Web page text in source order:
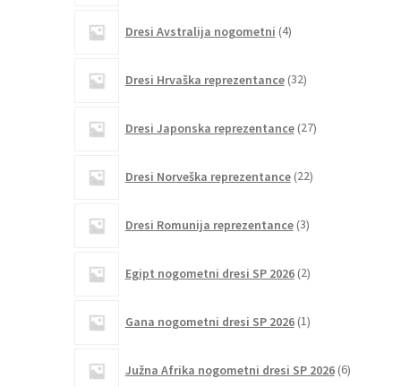
Dresi Avstralija nogometni 4izdelki
Dresi Hrvaška reprezentance 32izdelkov
Dresi Japonska reprezentance 27izdelkov
Dresi Norveška reprezentance 22izdelkov
Dresi Romunija reprezentance 3izdelki
Egipt nogometni dresi SP 2026 2izdelka
Gana nogometni dresi SP 2026 1izdelek
Južna Afrika nogometni dresi SP 2026 6izdelkov